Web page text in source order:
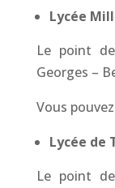
Lycée
Le point
Georges –
Vous
Lycée de
Le point